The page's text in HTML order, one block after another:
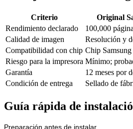
Criterio Original
Rendimiento declarado
100,000
Calidad de imagen
Resolución y
Compatibilidad con chip Chip
Riesgo para la impresora Mínimo;
Garantía
12 meses por
Condición de entrega
Sellado de
Guía rápida de
Preparación antes de instalar